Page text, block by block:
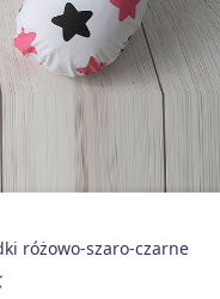
różowo-szaro-czarne